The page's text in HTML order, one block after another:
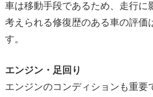
車は移動手段であるため、走行に
考えられる修復歴のある車の評価
す。
エンジン・足回り
エンジンのコンディションも重要